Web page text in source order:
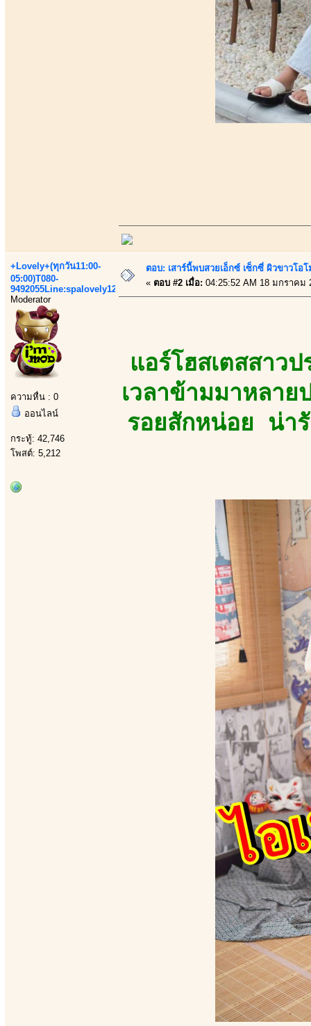
+Lovely+(ทุกวัน11:00-
05:00)T080-
9492055Line:spalovely123
Moderator
ความหื่น : 0
ออนไลน์
กระทู้: 42,746
โพสต์: 5,212
ตอบ: เสาร์นี้พบสวยเอ็กซ์ เซ็กซี่ ผิวขาวโ
« ตอบ #2 เมื่อ: 04:25:52 AM 18 มกราคม
แอร์โฮสเตสสาว
เวลาข้ามมาหลาย
รอยสักหน่อย น่า